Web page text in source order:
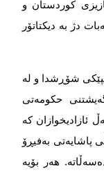
كوردستان و
دژ بە دیکتاتۆر
شۆڕشدا و لە
حکومەتی
ئازادیخوازان کە
بەفیڕۆ
هەر بۆیە